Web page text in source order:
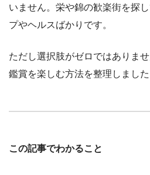
いません。栄や錦の歓楽街を探
プやヘルスばかりです。
ただし選択肢がゼロではありま
鑑賞を楽しむ方法を整理しました
この記事でわかること